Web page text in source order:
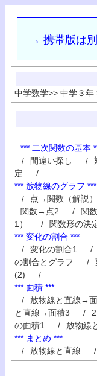
→ 携帯版は
中学数学>> 中学３年
*** 二次関数の基本
/
間違い探し /
定
/
*** 放物線のグラフ ***
/
点→関数（解説）
関数→点2
/ 関
1）
/ 関数形の決
*** 変化の割合 ***
/
変化の割合1 /
の割合とグラフ
/
(2)
/
*** 面積 ***
/
放物線と直線→
と直線→面積3
/
の面積1
/ 放物線
*** まとめ ***
/
放物線と直線 /